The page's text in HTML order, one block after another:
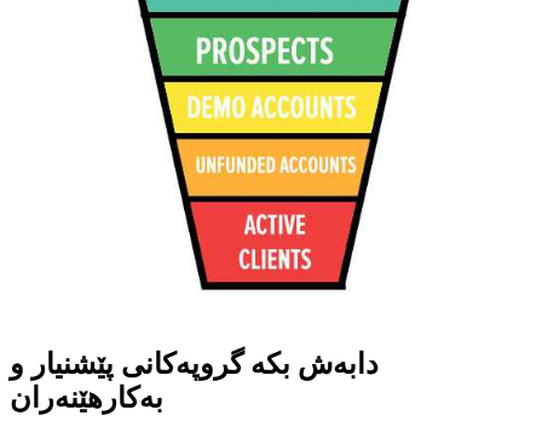
دابەش بکە گروپەکانی پێشنیار و
بەکارهێنەران